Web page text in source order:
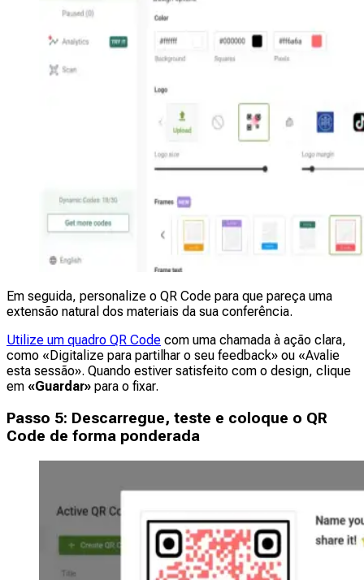
Em seguida, personalize o QR Code para que pareça uma
extensão natural dos materiais da sua conferência.
Utilize um quadro QR Code com uma chamada à ação clara,
como «Digitalize para partilhar o seu feedback» ou «Avalie
esta sessão». Quando estiver satisfeito com o design, clique
em «Guardar» para o fixar.
Passo 5: Descarregue, teste e coloque o QR
Code de forma ponderada